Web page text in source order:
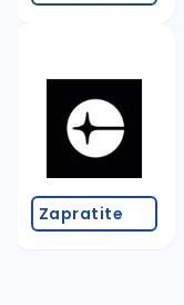
Zapratite